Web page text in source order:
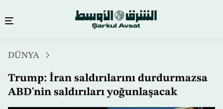
içeriğe
atla
DÜNYA
Trump: İran saldırılarını durdurmazsa
ABD'nin saldırıları yoğunlaşacak